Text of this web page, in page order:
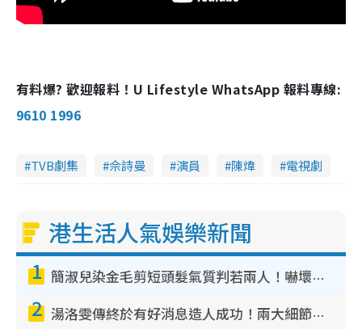
有料爆? 歡迎報料！U Lifestyle WhatsApp 報料專線:
9610 1996
TVB劇集 佘詩曼 演員 陳煒 電視劇
港生活人氣娛樂新聞
1 簡淑兒染金毛剪短頭髮氣質判若兩人！嚇壞老公麥大力都認唔出：「你做咩事？」
2 湯洛雯傳終於有好消息造人成功！兩大細節曝孕味極濃惹猜測：大肚婆先會咁！